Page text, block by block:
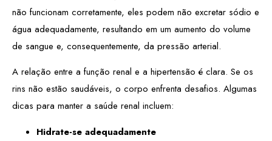
não funcionam corretamente, eles podem não excretar sódio e
água adequadamente, resultando em um aumento do volume
de sangue e, consequentemente, da pressão arterial.
A relação entre a função renal e a hipertensão é clara. Se os
rins não estão saudáveis, o corpo enfrenta desafios. Algumas
dicas para manter a saúde renal incluem:
Hidrate-se adequadamente